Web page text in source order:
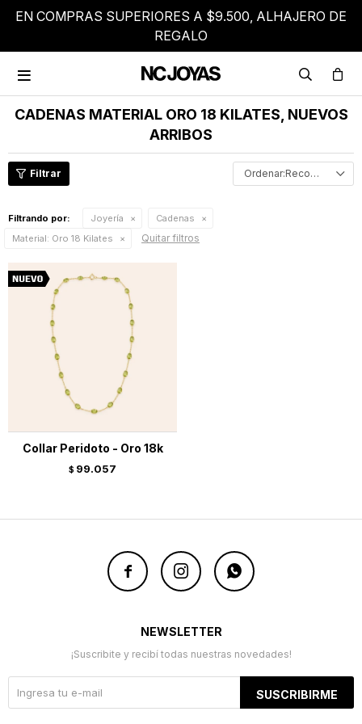
EN COMPRAS SUPERIORES A $9.500, ALHAJERO DE
REGALO

CADENAS MATERIAL ORO 18 KILATES, NUEVOS
ARRIBOS
Recomendados
Filtrando por: Joyería
Cadenas
Material: Oro 18 Kilates Quitar filtros
Collar Peridoto - Oro 18k
$ 99.057
  
NEWSLETTER
¡Suscribite y recibí todas nuestras novedades!
SUSCRIBIRME